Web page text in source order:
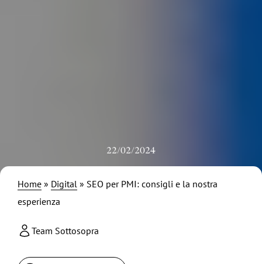
22/02/2024
Home » Digital » SEO per PMI: consigli e la nostra
esperienza
Team Sottosopra